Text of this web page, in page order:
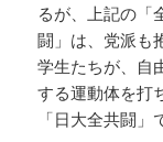
るが、上記の「
闘」は、党派も
学生たちが、自
する運動体を打
「日大全共闘」